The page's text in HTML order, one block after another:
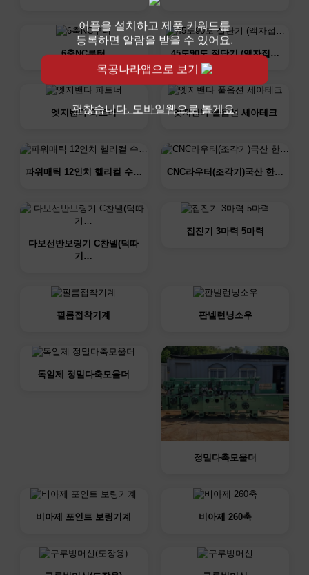
어플을 설치하고 제품 키워드를
등록하면 알람을 받을 수 있어요.
목공나라앱으로 보기
괜찮습니다. 모바일웹으로 볼게요.
6축NC루터 45도90도 절단기 (액자접…
엣지밴다 파트너 엣지밴다 풀옵션 세아테크
파워매틱 12인치 헬리컬 수… CNC라우터(조각기)국산 한…
다보선반보링기 C찬넬(턱따
기…
집진기 3마력 5마력
필름접착기계 판넬런닝소우
독일제 정밀다축모울더
정밀다축모울더
비아제 포인트 보링기계 비아제 260축